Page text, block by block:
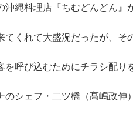
沖縄料理店『ちむどんどん』
てくれて大盛況だったが、そ
を呼び込むためにチラシ配り
のシェフ・二ツ橋（髙嶋政伸